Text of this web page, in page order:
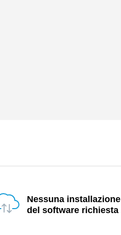
Nessuna installazione
del software richiesta